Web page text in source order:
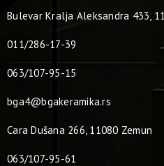
Bulevar Kralja Aleksandra 433,
011/286-17-39
063/107-95-15
bga4@bgakeramika.rs
Cara Dušana 266, 11080 Zemun
063/107-95-61